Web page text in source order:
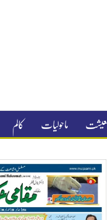
معیشت ماحولیات کالم